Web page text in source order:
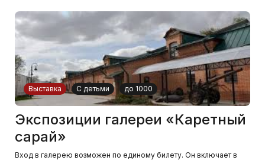
Выставка С детьми до 1000
Экспозиции галереи «Каретный
сарай»
Вход в галерею возможен по единому билету. Он включает в